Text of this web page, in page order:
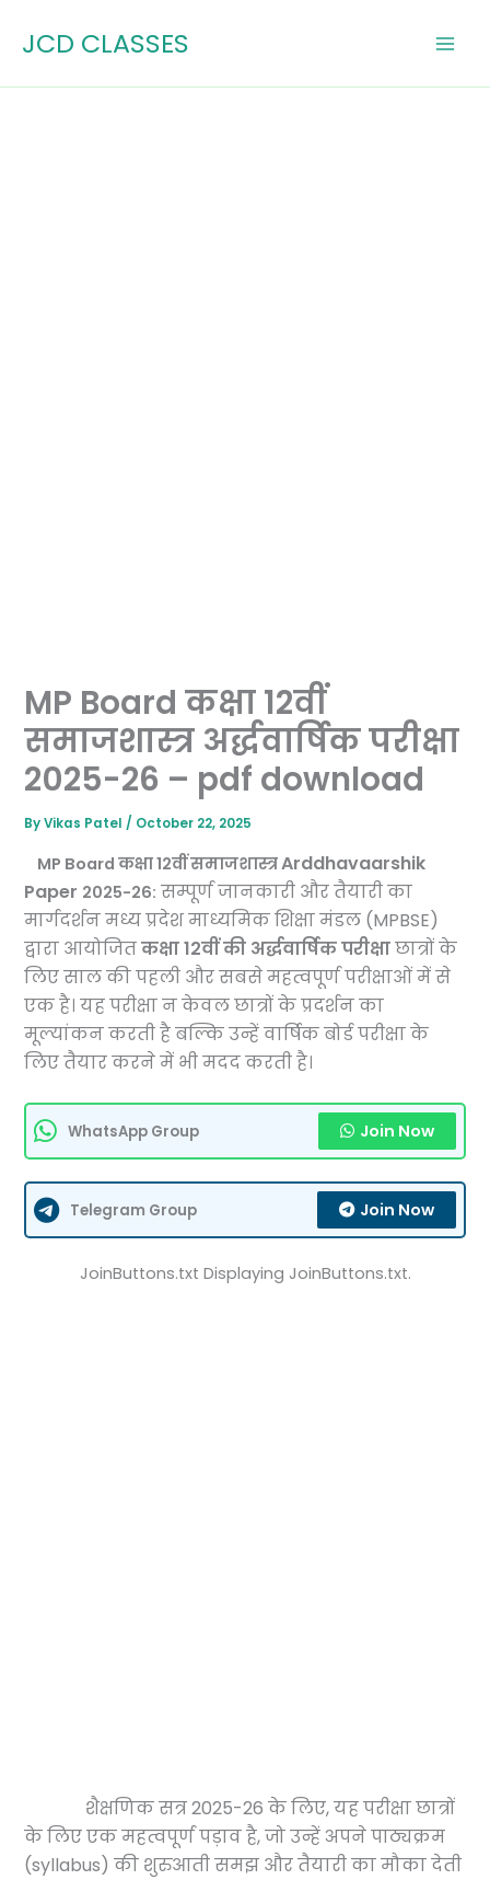
JCD CLASSES
MP Board कक्षा 12वीं
समाजशास्त्र अर्द्धवार्षिक परीक्षा
2025-26 – pdf download
ByVikas Patel/ October 22, 2025
MP Board कक्षा 12वीं समाजशास्त्रArddhavaarshik
Paper 2025-26: सम्पूर्ण जानकारी और तैयारी का
मार्गदर्शन मध्य प्रदेश माध्यमिक शिक्षा मंडल (MPBSE)
द्वारा आयोजितकक्षा 12वीं की अर्द्धवार्षिक परीक्षाछात्रों के
लिए साल की पहली और सबसे महत्वपूर्ण परीक्षाओं में से
एक है। यह परीक्षा न केवल छात्रों के प्रदर्शन का
मूल्यांकन करती है बल्कि उन्हें वार्षिक बोर्ड परीक्षा के
लिए तैयार करने में भी मदद करती है।
WhatsApp Group Join Now
Telegram Group Join Now
JoinButtons.txt Displaying JoinButtons.txt.
शैक्षणिक सत्र 2025-26 के लिए, यह परीक्षा छात्रों
के लिए एक महत्वपूर्ण पड़ाव है, जो उन्हें अपने पाठ्यक्रम
(syllabus) की शुरुआती समझ और तैयारी का मौका देती